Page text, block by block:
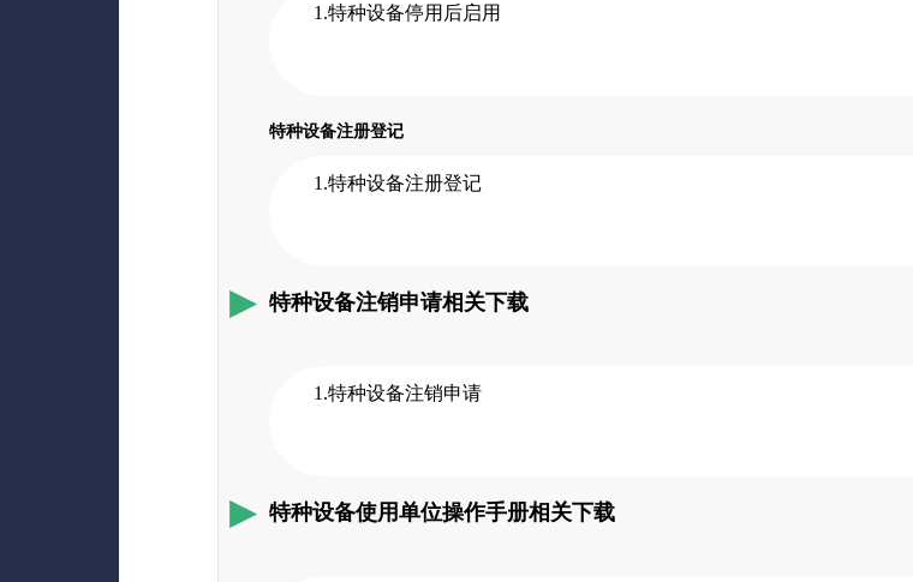
1.特种设备停用后启用
特种设备注册登记
1.特种设备注册登记
特种设备注销申请相关下载
1.特种设备注销申请
特种设备使用单位操作手册相关下载